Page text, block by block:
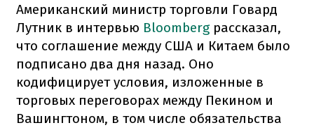
Американский министр торговли Говард
Лутник в интервью Bloombergрассказал,
что соглашение между США и Китаем было
подписано два дня назад. Оно
кодифицирует условия, изложенные в
торговых переговорах между Пекином и
Вашингтоном, в том числе обязательства